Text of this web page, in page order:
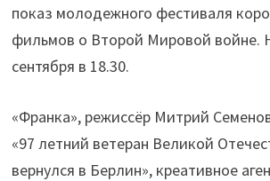
показ молодежного фестиваля
фильмов о Второй Мировой войне.
сентября в 18.30.
«Франка», режиссёр Митрий
«97 летний ветеран Великой
вернулся в Берлин», креативное